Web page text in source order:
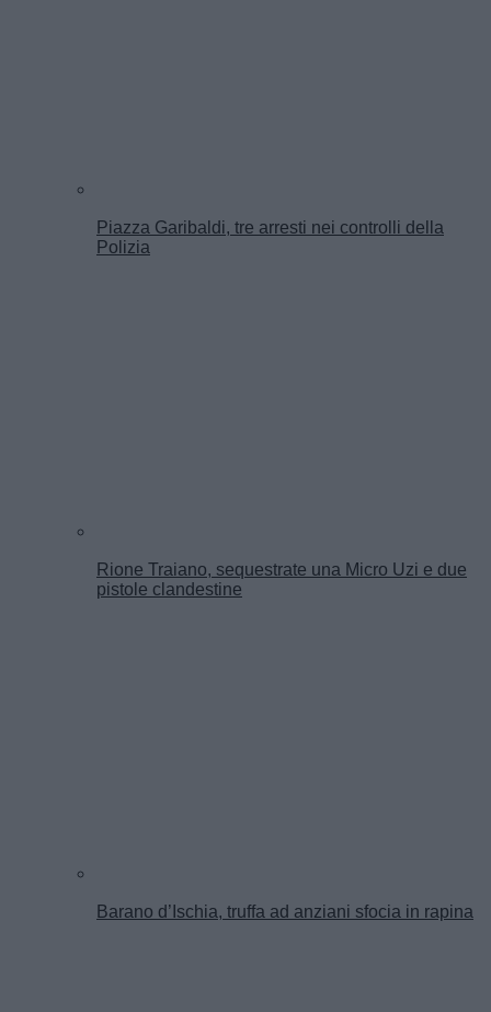
Piazza Garibaldi, tre arresti nei controlli della
Polizia
Rione Traiano, sequestrate una Micro Uzi e due
pistole clandestine
Barano d’Ischia, truffa ad anziani sfocia in rapina